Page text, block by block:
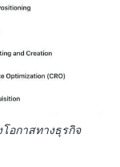
อกาสทางธุรกิจ